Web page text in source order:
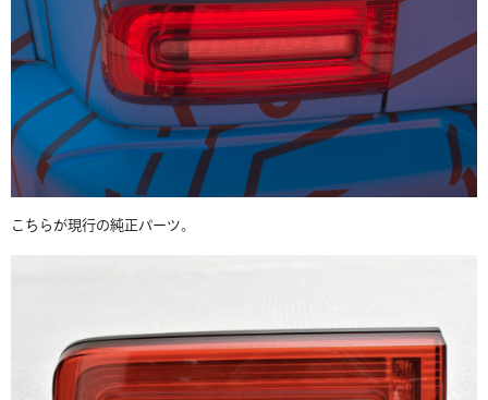
こちらが現行の純正パーツ。